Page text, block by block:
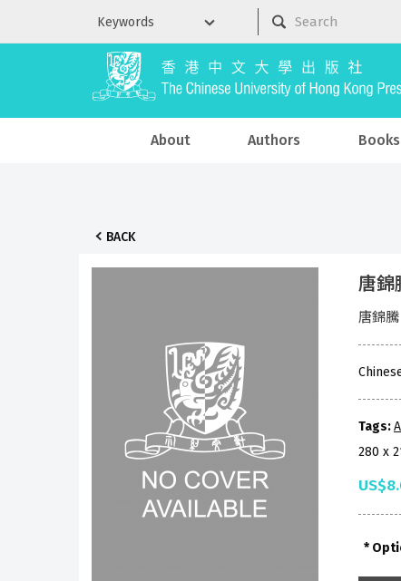
About Authors Books
BACK
唐錦
唐錦騰
Tags:
280 x